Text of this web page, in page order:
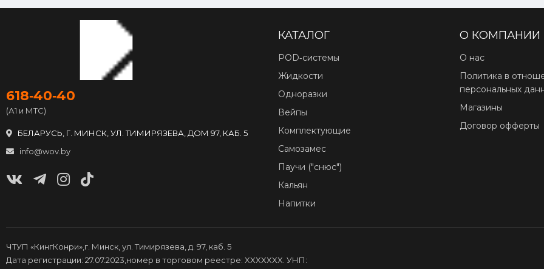
618‑40‑40
(А1 и МТС)
БЕЛАРУСЬ, Г. МИНСК, УЛ. ТИМИРЯЗЕВА, ДОМ 97, КАБ. 5
info@wov.by
КАТАЛОГ
POD‑системы
Жидкости
Одноразки
Вейпы
Комплектующие
Самозамес
Паучи ("снюс")
Кальян
Напитки
О КОМПАНИИ
О нас
Политика в
персональных
Магазины
Договор офферты
ЧТУП «КингКонри»,г. Минск, ул. Тимирязева, д. 97, каб. 5
Дата регистрации: 27.07.2023,номер в торговом реестре: XXXXXXX. УНП: